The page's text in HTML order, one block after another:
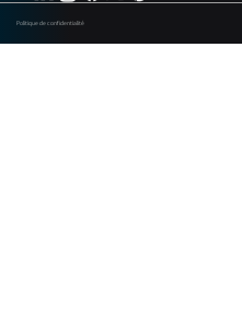
Politique de confidentialité